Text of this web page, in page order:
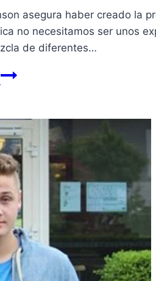
asegura haber creado la
no necesitamos ser unos
de diferentes…